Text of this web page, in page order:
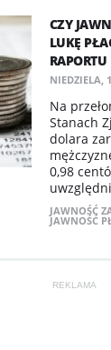
CZY
LUKĘ
RAPORTU
NIEDZIELA,
Na
Stanach
dolara
0,98
JAWNOŚĆ
JAWNOŚĆ
REKLAMA